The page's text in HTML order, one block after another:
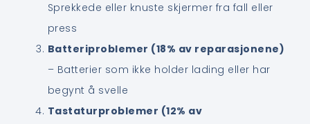
Sprekkede eller knuste skjermer fra fall eller
press
Batteriproblemer (18% av reparasjonene)
– Batterier som ikke holder lading eller har
begynt å svelle
Tastaturproblemer (12% av